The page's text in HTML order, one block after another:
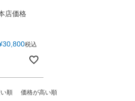
店価格
30,800税込
順 価格が高い順